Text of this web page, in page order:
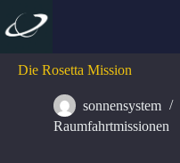
Inhalt
springen
Die Rosetta Mission
sonnensystem
Raumfahrtmissionen